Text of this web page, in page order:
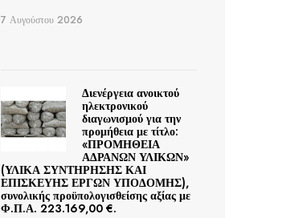
7 Αυγούστου 2026
Διενέργεια ανοικτού
ηλεκτρονικού
διαγωνισμού για την
προμήθεια με τίτλο:
«ΠΡΟΜΗΘΕΙΑ
ΑΔΡΑΝΩΝ ΥΛΙΚΩΝ»
(ΥΛΙΚΑ ΣΥΝΤΗΡΗΣΗΣ ΚΑΙ
ΕΠΙΣΚΕΥΗΣ ΕΡΓΩΝ ΥΠΟΔΟΜΗΣ),
συνολικής προϋπολογισθείσης αξίας με
Φ.Π.Α. 223.169,00 €.